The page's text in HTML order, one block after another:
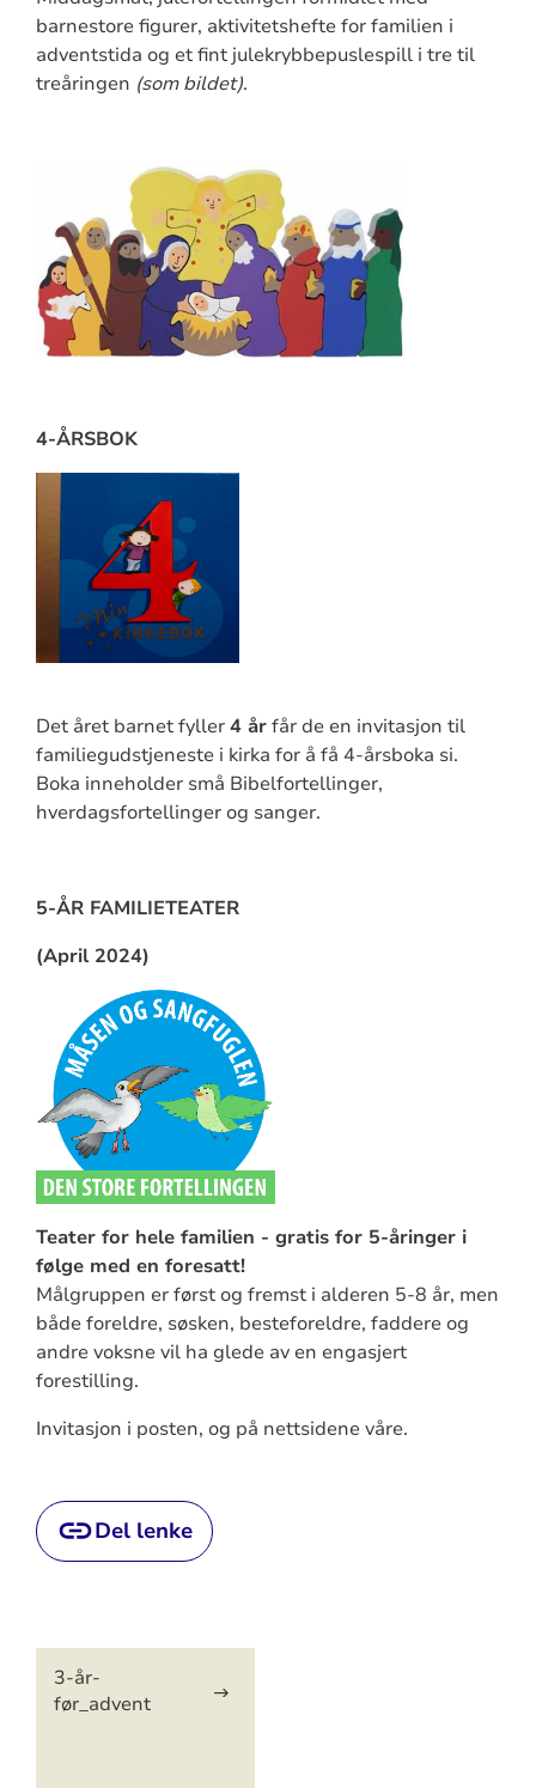
barnestore figurer, aktivitetshefte for familien i
adventstida og et fint julekrybbepuslespill i tre til
treåringen (som bildet).
4-ÅRSBOK
Det året barnet fyller4 årfår de en invitasjon til
familiegudstjeneste i kirka for å få 4-årsboka si.
Boka inneholder små Bibelfortellinger,
hverdagsfortellinger og sanger.
5-ÅR FAMILIETEATER
(April 2024)
Teater for hele familien - gratis for 5-åringer i
følge med en foresatt!
Målgruppen er først og fremst i alderen 5-8 år, men
både foreldre, søsken, besteforeldre, faddere og
andre voksne vil ha glede av en engasjert
forestilling.
Invitasjon i posten, og på nettsidene våre.
Del lenke
Artikkelsnarveger
3-år-
før_advent